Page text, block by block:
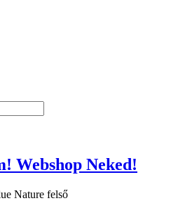
Webshop Neked!
Nature felső